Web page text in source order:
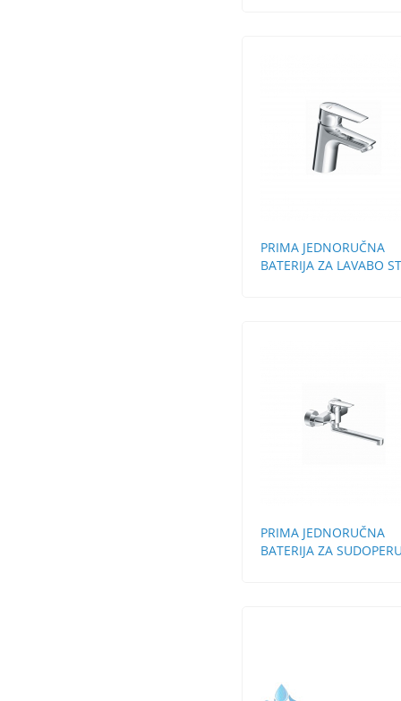
PRIMA JEDNORUČNA
BATERIJA ZA LAVABO
PRIMA JEDNORUČNA
BATERIJA ZA